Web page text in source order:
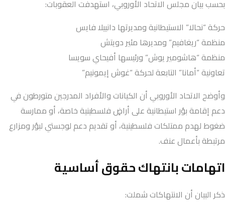
بحسب بيان مجلس الاتحاد الأوروبي، استهدفت العقوبات:
حركة “نحالا” الاستيطانية ومديرتها دانييلا فايس
منظمة “ريغافيم” ومديرها مئير دويتش
منظمة “هاشومير يوش” ورئيسها أفيحاي سويسا
تعاونية “أمانا” التابعة لحركة “غوش إيمونيم”
وأوضح الاتحاد الأوروبي أن الكيانات والأفراد المدرجين متورطون في
دعم إقامة بؤر استيطانية على أراضٍ فلسطينية خاصة، أو ممارسة
ضغوط لهدم ممتلكات فلسطينية، أو تقديم دعم لوجستي لبؤر ومزارع
مرتبطة بأعمال عنف.
اتهامات بانتهاك حقوق أساسية
ذكر البيان أن الانتهاكات شملت: